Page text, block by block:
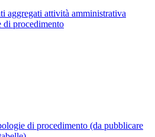
aggregati attività amministrativa
di procedimento
di procedimento (da pubblicare